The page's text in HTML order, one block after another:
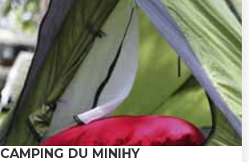
CAMPING DU MINIHY